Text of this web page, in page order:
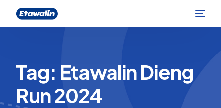
Tag: Etawalin Dieng
Run 2024